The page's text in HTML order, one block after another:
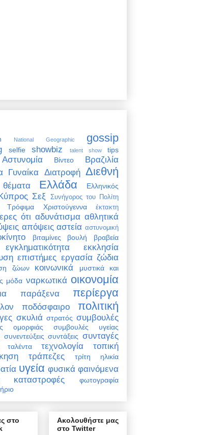
National Geographic gossip
selfie showbiz talent show
tips
Αστυνομία Βίντεο
Βραζιλία
Γυναίκα Διατροφή Διεθνή
Ελλάδα
Ελληνικός
Σεξ Συνήγορος του Πολίτη
Τρόφιμα Χριστούγεννα
έκτακτη
ότι αδυνάτισμα αθλητικά
απόψεις αστεία αστυνομική
βιταμίνες βουλή βραβεία
εγκληματικότητα
εκκλησία
επιστήμες εργασία ζώδια
ζώων κοινωνικά
μυστικά και
μόδα ναρκωτικά οικονομία
παράξενα περίεργα
ποδόσφαιρο πολιτική
σκυλιά στρατός συμβουλές
ομορφιάς
συμβουλές υγείας
συνεντεύξεις συντάξεις συνταγές
ταλέντα τεχνολογία
τοπική
τράπεζες τρίτη ηλικία
υγεία φυσικά φαινόμενα
καταστροφές
φωτογραφία
στο
Ακολουθήστε μας
στο Twitter